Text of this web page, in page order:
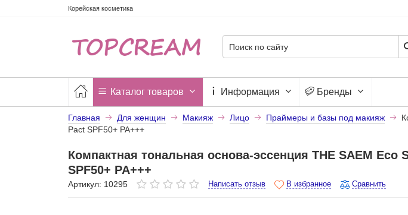
Корейская косметика
Каталог товаров Информация Бренды
Главная Для женщин Макияж Лицо Праймеры и базы под макияж
Pact SPF50+ PA+++
Компактная тональная основа-эссенция THE SAEM Eco
SPF50+ PA+++
Артикул: 10295 Написать отзыв В избранное Сравнить